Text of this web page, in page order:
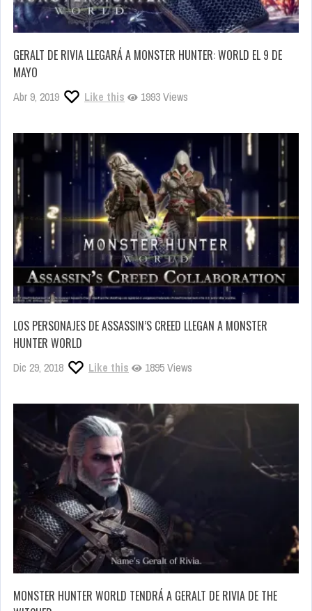
GERALT DE RIVIA LLEGARÁ A MONSTER HUNTER: WORLD EL 9 DE
MAYO
Abr 9, 2019 Like this 1993 Views
LOS PERSONAJES DE ASSASSIN’S CREED LLEGAN A MONSTER
HUNTER WORLD
Dic 29, 2018 Like this 1895 Views
MONSTER HUNTER WORLD TENDRÁ A GERALT DE RIVIA DE THE